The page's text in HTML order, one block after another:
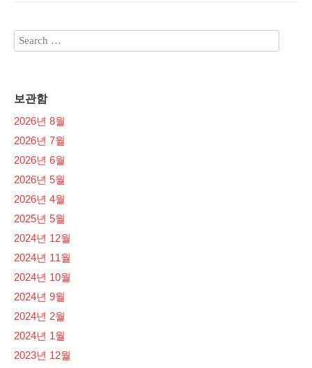
보관함
2026년 8월
2026년 7월
2026년 6월
2026년 5월
2026년 4월
2025년 5월
2024년 12월
2024년 11월
2024년 10월
2024년 9월
2024년 2월
2024년 1월
2023년 12월